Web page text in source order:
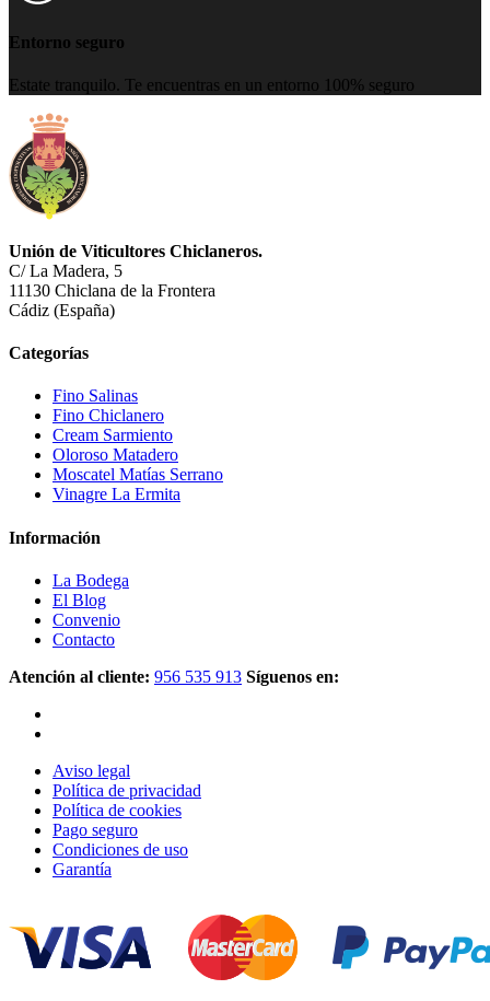
Entorno seguro
Estate tranquilo. Te encuentras en un entorno 100% seguro
Unión de Viticultores Chiclaneros.
C/ La Madera, 5
11130 Chiclana de la Frontera
Cádiz (España)
Categorías
Fino Salinas
Fino Chiclanero
Cream Sarmiento
Oloroso Matadero
Moscatel Matías Serrano
Vinagre La Ermita
Información
La Bodega
El Blog
Convenio
Contacto
Atención al cliente: 956 535 913 Síguenos en:
Aviso legal
Política de privacidad
Política de cookies
Pago seguro
Condiciones de uso
Garantía